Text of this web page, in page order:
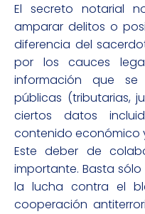
El secreto notarial
amparar delitos o
diferencia del
por los cauces
información que
públicas (tributarias,
ciertos datos
contenido económico
Este deber de
importante. Basta
la lucha contra el
cooperación